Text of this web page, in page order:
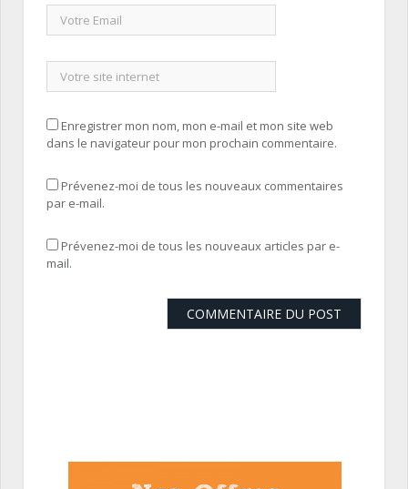
Enregistrer mon nom, mon e-mail et mon site web
dans le navigateur pour mon prochain commentaire.
Prévenez-moi de tous les nouveaux commentaires
par e-mail.
Prévenez-moi de tous les nouveaux articles par e-
mail.